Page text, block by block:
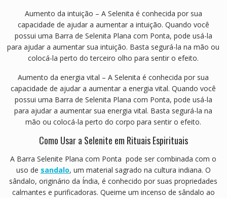
Aumento da intuição – A Selenita é conhecida por sua
capacidade de ajudar a aumentar a intuição. Quando você
possui uma Barra de Selenita Plana com Ponta, pode usá-la
para ajudar a aumentar sua intuição. Basta segurá-la na mão ou
colocá-la perto do terceiro olho para sentir o efeito.
Aumento da energia vital – A Selenita é conhecida por sua
capacidade de ajudar a aumentar a energia vital. Quando você
possui uma Barra de Selenita Plana com Ponta, pode usá-la
para ajudar a aumentar sua energia vital. Basta segurá-la na
mão ou colocá-la perto do corpo para sentir o efeito.
Como Usar a Selenite em Rituais Espirituais
A Barra Selenite Plana com Ponta pode ser combinada com o
uso de sandalo, um material sagrado na cultura indiana. O
sândalo, originário da Índia, é conhecido por suas propriedades
calmantes e purificadoras. Queime um incenso de sândalo ao